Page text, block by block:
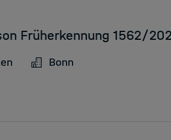
Früherkennung 1562/
Bonn